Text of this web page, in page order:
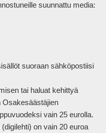
suunnattu media:
suoraan sähköpostiisi
tai haluat kehittyä
Osakesäästäjien
vain 25 eurolla.
on vain 20 euroa